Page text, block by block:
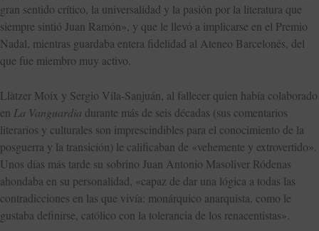
gran sentido crítico, la universalidad y la pasión por la literatura que
siempre sintió Juan Ramón», y que le llevó a implicarse en el Premio
Nadal, mientras guardaba entera fidelidad al Ateneo Barcelonés, del
que fue miembro muy activo.
Llàtzer Moix y Sergio Vila-Sanjuán, al fallecer quien había colaborado
en La Vanguardia durante más de seis décadas (sus comentarios
literarios y culturales son imprescindibles para el conocimiento de la
posguerra y la transición) le calificaban de «vehemente y extrovertido».
Unos días más tarde su sobrino Juan Antonio Masoliver Ródenas
ahondaba en su personalidad, «capaz de dar una lógica a todas las
contradicciones en las que vivía: monárquico anarquista, como le
gustaba definirse, católico con la tolerancia de los renacentistas».